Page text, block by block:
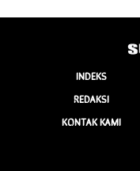
INDEKS
REDAKSI
KONTAK KAMI